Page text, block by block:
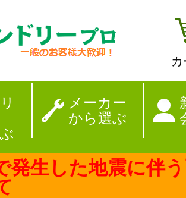
メーカー
から選ぶ
【夏季休暇のお
発生した地震に伴